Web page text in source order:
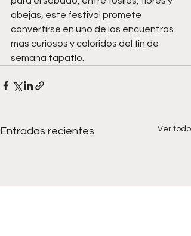
abejas, este festival promete
convertirse en uno de los encuentros
más curiosos y coloridos del fin de
semana tapatío.
Entradas recientes Ver todo